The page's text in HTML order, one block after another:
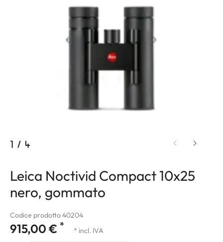
1 / 4
Leica Noctivid Compact 10x25
nero, gommato
Codice prodotto 40204
915,00 € * * incl. IVA